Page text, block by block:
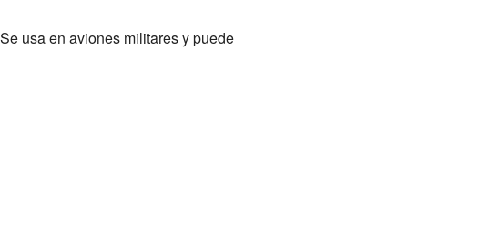
usa en aviones militares y puede